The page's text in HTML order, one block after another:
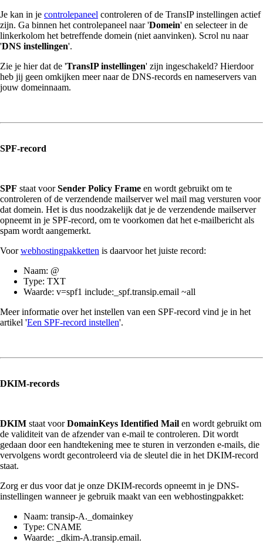
Je kan in je controlepaneel controleren of de TransIP instellingen actief
zijn. Ga binnen het controlepaneel naar 'Domein' en selecteer in de
linkerkolom het betreffende domein (niet aanvinken). Scrol nu naar
'DNS instellingen'.
Zie je hier dat de 'TransIP instellingen' zijn ingeschakeld? Hierdoor
heb jij geen omkijken meer naar de DNS-records en nameservers van
jouw domeinnaam.
SPF-record
SPF staat voorSender Policy Frame en wordt gebruikt om te
controleren of de verzendende mailserver wel mail mag versturen voor
dat domein. Het is dus noodzakelijk dat je de verzendende mailserver
opneemt in je SPF-record, om te voorkomen dat het e-mailbericht als
spam wordt aangemerkt.
Voorwebhostingpakketten is daarvoor het juiste record:
Naam: @
Type: TXT
Waarde: v=spf1 include:_spf.transip.email ~all
Meer informatie over het instellen van een SPF-record vind je in het
artikel 'Een SPF-record instellen'.
DKIM-records
DKIM staat voorDomainKeys Identified Mail en wordt gebruikt om
de validiteit van de afzender van e-mail te controleren. Dit wordt
gedaan door een handtekening mee te sturen in verzonden e-mails, die
vervolgens wordt gecontroleerd via de sleutel die in het DKIM-record
staat.
Zorg er dus voor dat je onze DKIM-records opneemt in je DNS-
instellingen wanneer je gebruik maakt van een webhostingpakket:
Naam: transip-A._domainkey
Type: CNAME
Waarde: _dkim-A.transip.email.